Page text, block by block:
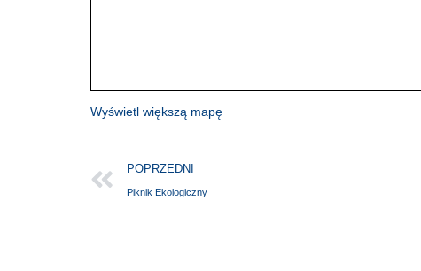
Wyświetl większą mapę
POPRZEDNI
Piknik Ekologiczny